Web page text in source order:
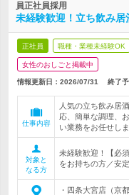
員正社員採用
未経験歓迎！立ち飲み
正社員 職種・業種未経験OK
女性のおしごと掲載中
情報更新日：2026/07/31 終了予
仕事内容
人気の立ち飲み居
応、簡単な調理、
い業務をお任せしま
対象と
なる方
未経験歓迎！【必
をお持ちの方／安
・四条大宮店（京